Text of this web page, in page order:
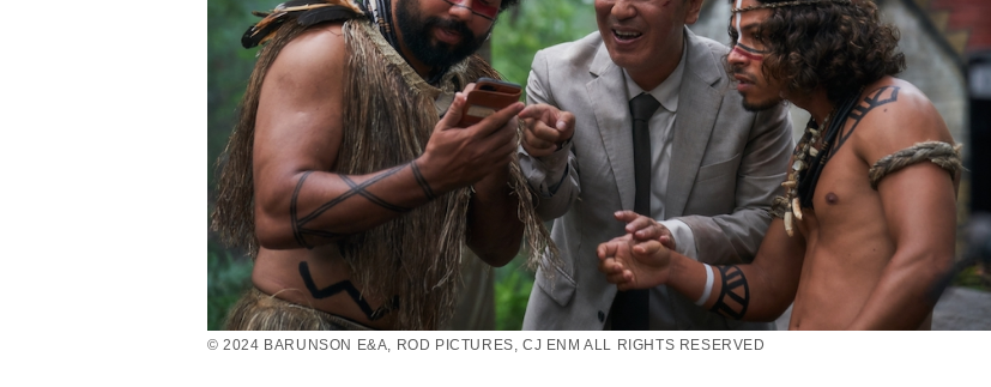
© 2024 BARUNSON E&A, ROD PICTURES, CJ ENM ALL RIGHTS RESERVED